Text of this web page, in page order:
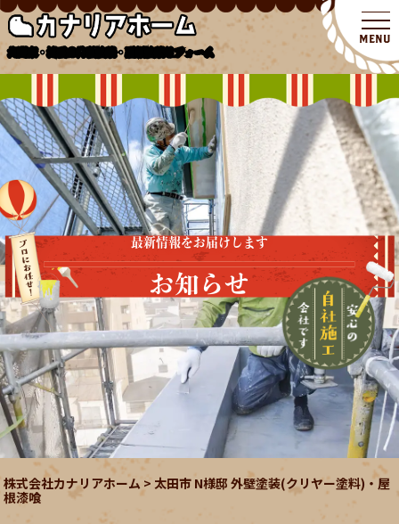
北関東・埼玉の外壁塗装・屋根塗装リフォーム
最新情報をお届けします
お知らせ
株式会社カナリアホーム >太田市 N様邸 外壁塗装(クリヤー塗料)・屋
根漆喰